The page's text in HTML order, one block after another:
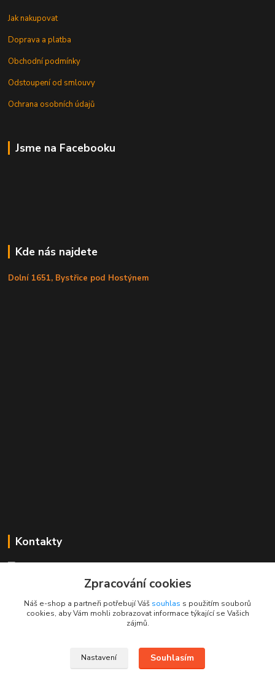
Jak nakupovat
Doprava a platba
Obchodní podmínky
Odstoupení od smlouvy
Ochrana osobních údajů
Jsme na Facebooku
Kde nás najdete
Dolní 1651, Bystřice pod Hostýnem
Kontakty
+420 725 613 837
info@rajklubicek.cz
Zpracování cookies
Náš e-shop a partneři potřebují Váš souhlas s použitím souborů
cookies, aby Vám mohli zobrazovat informace týkající se Vašich
zájmů.
Nastavení Souhlasím